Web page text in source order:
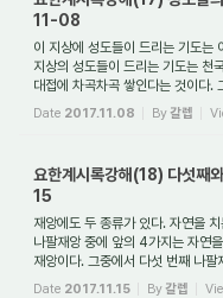
11-08
이 지상에 성도들이 드리는 기도는
지상의 성도들이 드리는 기도는 천
대접에 차곡차곡 쌓인다는 것이다.
Date 2017.11.08 By갈렙
요한계시록강해(18) 다섯
15
재앙에도 두 종류가 있다. 자연을
나팔재앙 중에 앞의 4가지는 자연
재앙이다. 그중에서 다섯 번째 나
Date 2017.11.15 By갈렙